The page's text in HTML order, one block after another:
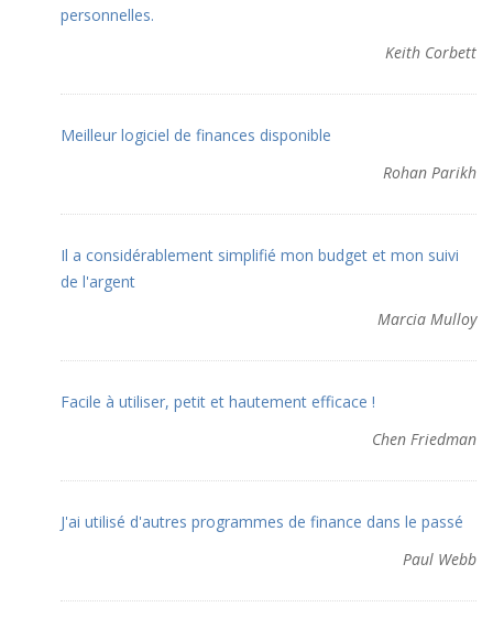
personnelles.
Keith Corbett
Meilleur logiciel de finances disponible
Rohan Parikh
Il a considérablement simplifié mon budget et mon suivi
de l'argent
Marcia Mulloy
Facile à utiliser, petit et hautement efficace !
Chen Friedman
J'ai utilisé d'autres programmes de finance dans le passé
Paul Webb